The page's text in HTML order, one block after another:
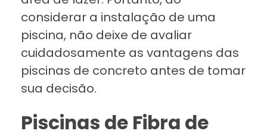
considerar a instalação de uma
piscina, não deixe de avaliar
cuidadosamente as vantagens das
piscinas de concreto antes de tomar
sua decisão.
Piscinas de Fibra de